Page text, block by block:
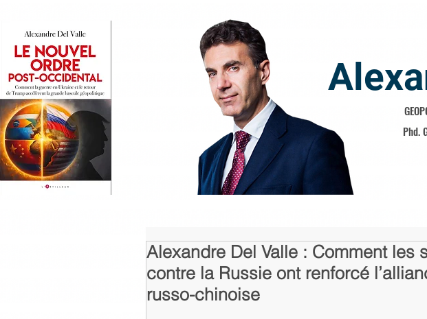
Phd.
Alexandre Del Valle : Comment les
contre la Russie ont renforcé
russo-chinoise